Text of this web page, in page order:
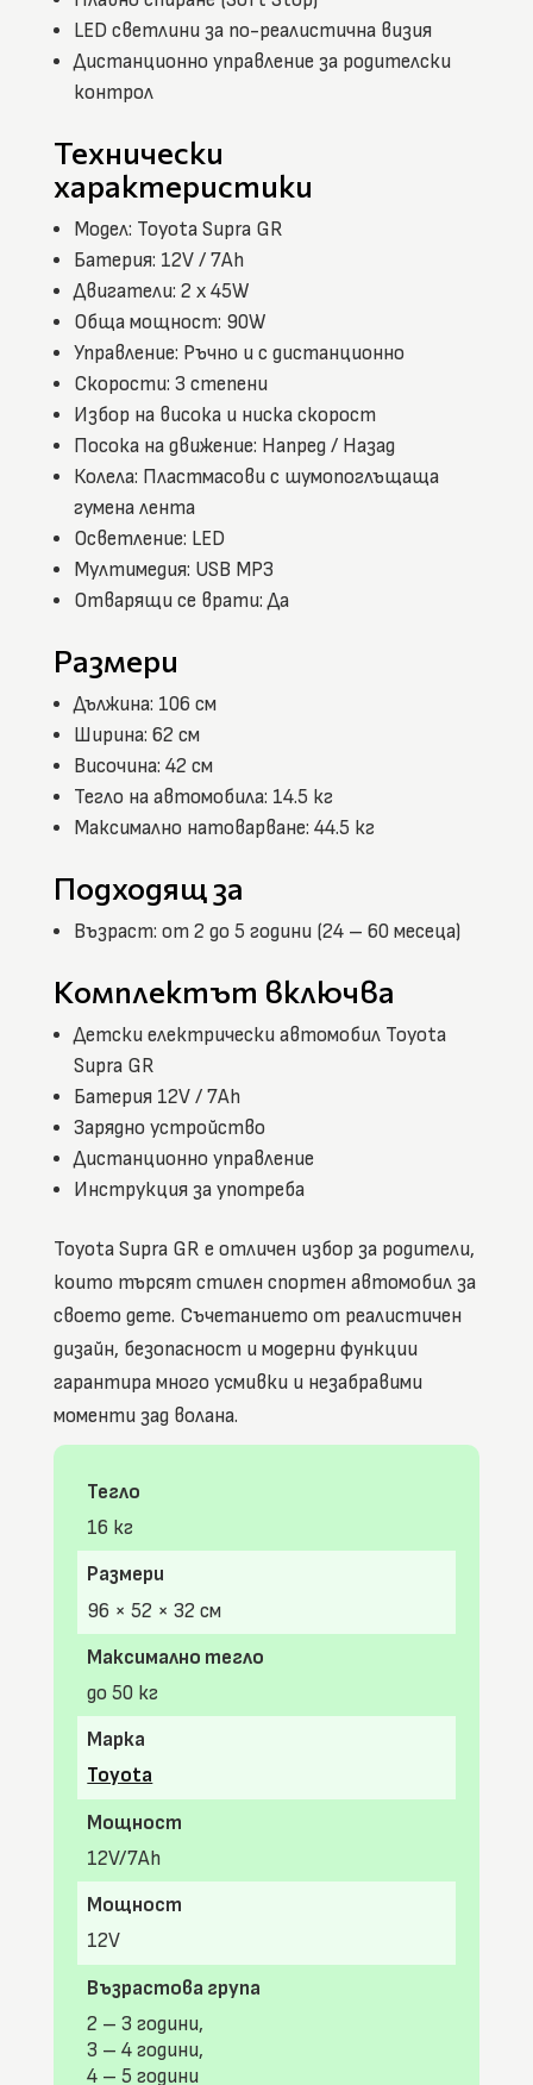
LED светлини за по-реалистична визия
Дистанционно управление за родителски
контрол
Технически
характеристики
Модел: Toyota Supra GR
Батерия: 12V / 7Ah
Двигатели: 2 x 45W
Обща мощност: 90W
Управление: Ръчно и с дистанционно
Скорости: 3 степени
Избор на висока и ниска скорост
Посока на движение: Напред / Назад
Колела: Пластмасови с шумопоглъщаща
гумена лента
Осветление: LED
Мултимедия: USB MP3
Отварящи се врати: Да
Размери
Дължина: 106 см
Ширина: 62 см
Височина: 42 см
Тегло на автомобила: 14.5 кг
Максимално натоварване: 44.5 кг
Подходящ за
Възраст: от 2 до 5 години (24 – 60 месеца)
Комплектът включва
Детски електрически автомобил Toyota
Supra GR
Батерия 12V / 7Ah
Зарядно устройство
Дистанционно управление
Инструкция за употреба
Toyota Supra GR е отличен избор за родители,
които търсят стилен спортен автомобил за
своето дете. Съчетанието от реалистичен
дизайн, безопасност и модерни функции
гарантира много усмивки и незабравими
моменти зад волана.
Тегло
16 кг
Размери
96 × 52 × 32 см
Максимално тегло
до 50 кг
Марка
Toyota
Мощност
12V/7Ah
Мощност
12V
Възрастова група
2 – 3 години,
3 – 4 години,
4 – 5 години